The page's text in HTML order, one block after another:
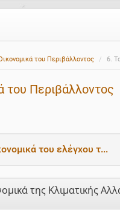
του Περιβάλλοντος 6.
του Περιβάλλοντος
του ελέγχου τ...
της Κλιματικής